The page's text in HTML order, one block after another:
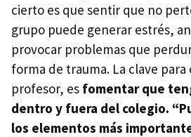
cierto es que sentir que no
grupo puede generar estrés,
provocar problemas que
forma de trauma. La clave
profesor, es fomentar que
dentro y fuera del colegio.
los elementos más